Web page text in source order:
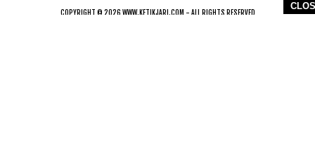
COPYRIGHT © 2026 WWW.KETIKJARI.COM - ALL RIGHTS RESERVED